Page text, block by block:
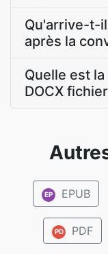
Qu'arrive-t-
après la
Quelle est
DOCX
EP EPUB
PD PDF